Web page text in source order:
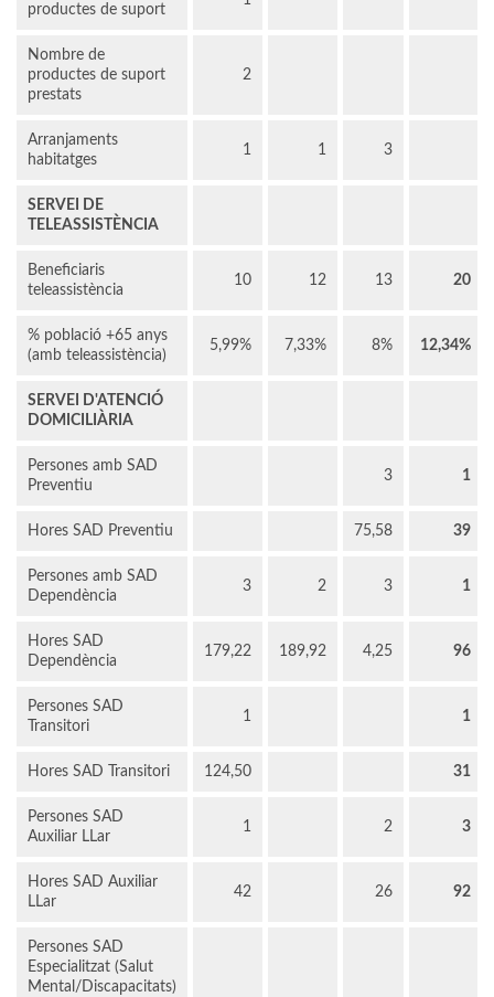
productes de suport
Nombre de
productes de suport
prestats
2
Arranjaments
habitatges
1 1 3
SERVEI DE
TELEASSISTÈNCIA
Beneficiaris
teleassistència
10 12 13 20
% població +65 anys
(amb teleassistència)
5,99% 7,33% 8% 12,34%
SERVEI D'ATENCIÓ
DOMICILIÀRIA
Persones amb SAD
Preventiu
3 1
Hores SAD Preventiu 75,58 39
Persones amb SAD
Dependència
3 2 3 1
Hores SAD
Dependència
179,22 189,92 4,25 96
Persones SAD
Transitori
1 1
Hores SAD Transitori 124,50 31
Persones SAD
Auxiliar LLar
1 2 3
Hores SAD Auxiliar
LLar
42 26 92
Persones SAD
Especialitzat (Salut
Mental/Discapacitats)